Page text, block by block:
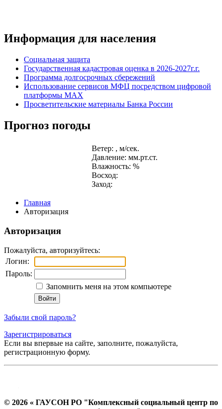
Информация для населения
Социальная защита
Государственная кадастровая оценка в 2026-2027г.г.
Программа долгосрочных сбережений
Использование сервисов МФЦ посредством цифровой
платформы MAX
Просветительские материалы Банка России
Прогноз погоды
Ветер: , м/сек.
Давление: мм.рт.ст.
Влажность: %
Восход:
Заход:
Главная
Авторизация
Авторизация
Пожалуйста, авторизуйтесь:
Логин:
Пароль:
Запомнить меня на этом компьютере
Забыли свой пароль?
Зарегистрироваться
Если вы впервые на сайте, заполните, пожалуйста,
регистрационную форму.
© 2026 « ГАУСОН РО "Комплексный социальный центр по